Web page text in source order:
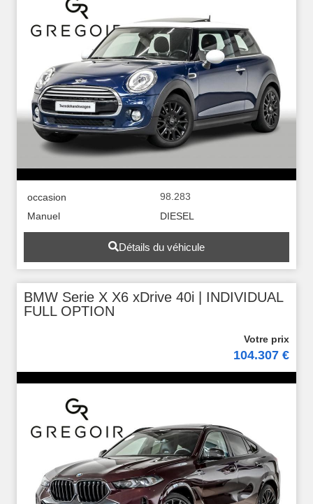
occasion
98.283
Manuel
DIESEL
Détails du véhicule
BMW Serie X X6 xDrive 40i | INDIVIDUAL
FULL OPTION
104.307 €